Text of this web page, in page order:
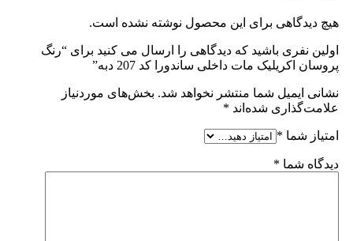
هیچ دیدگاهی برای این محصول نوشته نشده است.
اولین نفری باشید که دیدگاهی را ارسال می کنید برای “رنگ
پروسان اکریلیک مات داخلی ساندورا کد 207 دبه”
نشانی ایمیل شما منتشر نخواهد شد. بخش‌های موردنیاز
علامت‌گذاری شده‌اند *
امتیاز شما *
دیدگاه شما *